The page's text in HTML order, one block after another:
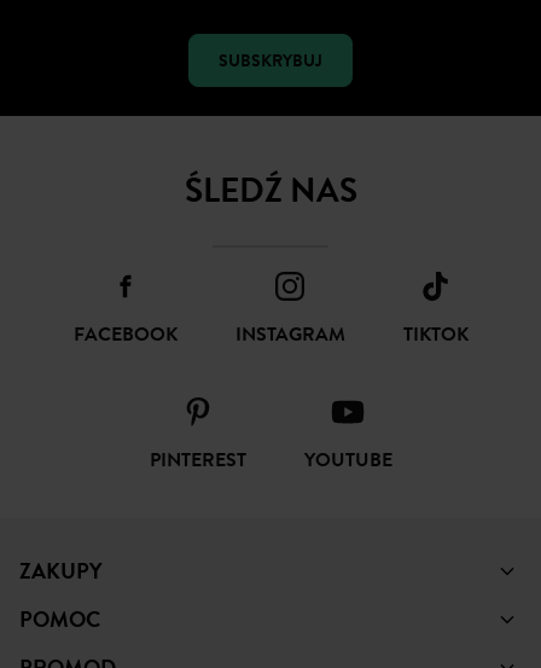
SUBSKRYBUJ
ŚLEDŹ NAS
FACEBOOK INSTAGRAM TIKTOK
PINTEREST YOUTUBE
ZAKUPY
POMOC